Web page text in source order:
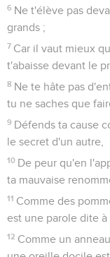
6 Ne t'élève pas
grands ;
7 Car il vaut mieux
t'abaisse devant le
8 Ne te hâte pas
tu ne saches que
9 Défends ta cause
le secret d'un autre,
10 De peur qu'en
ta mauvaise
11 Comme des
est une parole dite à
12 Comme un